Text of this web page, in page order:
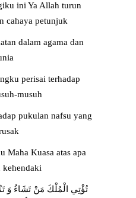
ini Ya Allah turun
cahaya petunjuk
dalam agama dan
perisai terhadap
musuh
pukulan nafsu yang
Maha Kuasa atas apa
kehendaki